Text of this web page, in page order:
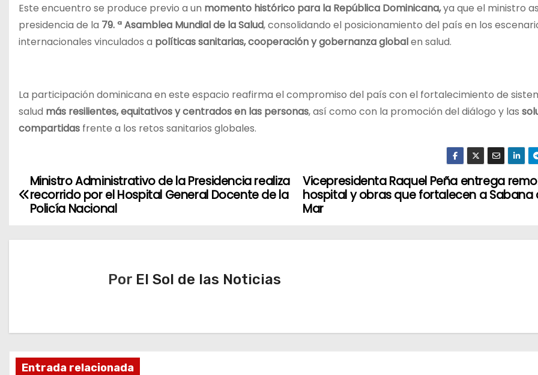
Este encuentro se produce previo a un momento histórico para la República Dominicana,ya que el ministro
presidencia de la 79. ª Asamblea Mundial de la Salud, consolidando el posicionamiento del país en los
internacionales vinculados a políticas sanitarias, cooperación y gobernanza globalen salud.
La participación dominicana en este espacio reafirma el compromiso del país con el fortalecimiento de
salud más resilientes, equitativos y centrados en las personas, así como con la promoción del diálogo y las
compartidas frente a los retos sanitarios globales.
N
v
c
i
Vicepresidenta Raquel Peña entrega
hospital y obras que fortalecen a Sabana
Mar
Ministro Administrativo de la Presidencia realiza
recorrido por el Hospital General Docente de la
Policía Nacional
Por El Sol de las Noticias
Entrada relacionada